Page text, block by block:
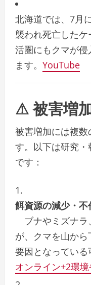
北海道では、7月
襲われ死亡した
活圏にもクマが
ます。 YouTube
⚠ 被害増
被害増加には複数
す。以下は研究
です：
餌資源の減少・不
ブナやミズナラ
が、クマを山か
要因となっている
オンライン+2環